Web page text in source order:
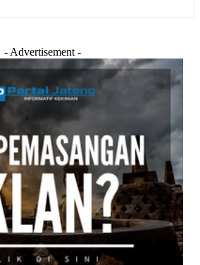
- Advertisement -